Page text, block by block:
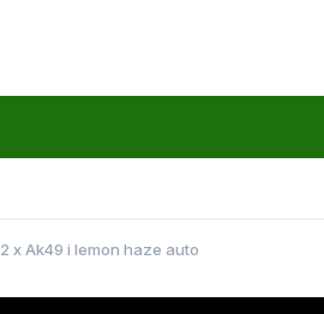
2 x Ak49 i lemon haze auto